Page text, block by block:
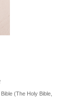
(The Holy Bible,